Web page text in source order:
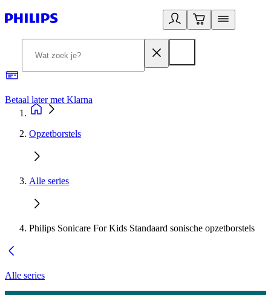
Betaal later met Klarna
Opzetborstels
Alle series
Philips Sonicare For Kids Standaard sonische opzetborstels
Alle series